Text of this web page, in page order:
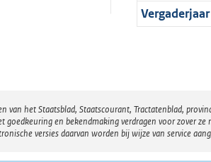
toekomst
Vergaderjaar
van het Staatsblad, Staatscourant, Tractatenblad,
goedkeuring en bekendmaking verdragen voor zover
versies daarvan worden bij wijze van service